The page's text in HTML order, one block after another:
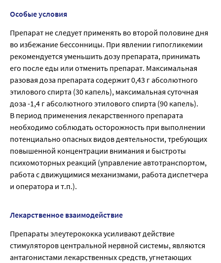
Особые условия
Препарат не следует применять во второй половине дня
во избежание бессонницы. При явлении гипогликемии
рекомендуется уменьшить дозу препарата, принимать
его после еды или отменить препарат. Максимальная
разовая доза препарата содержит 0,43 г абсолютного
этилового спирта (30 капель), максимальная суточная
доза -1,4 г абсолютного этилового спирта (90 капель).
В период применения лекарственного препарата
необходимо соблюдать осторожность при выполнении
потенциально опасных видов деятельности, требующих
повышенной концентрации внимания и быстроты
психомоторных реакций (управление автотранспортом,
работа с движущимися механизмами, работа диспетчера
и оператора и т.п.).
Лекарственное взаимодействие
Препараты элеутерококка усиливают действие
стимуляторов центральной нервной системы, являются
антагонистами лекарственных средств, угнетающих